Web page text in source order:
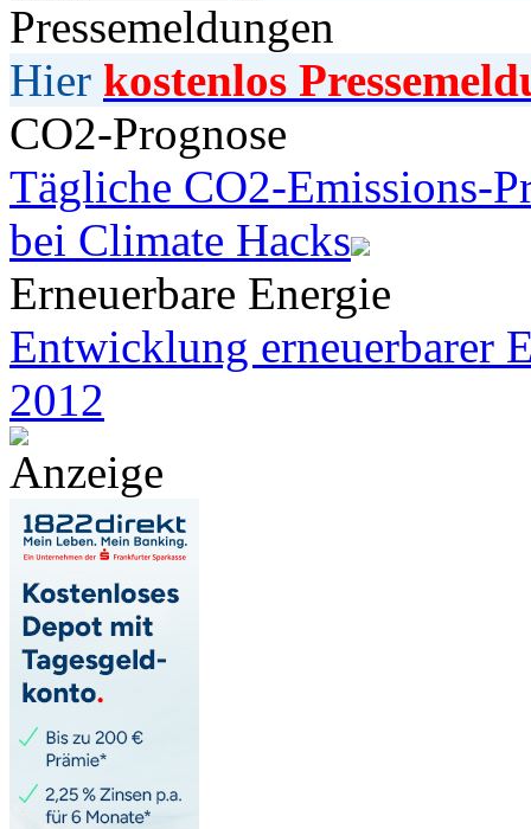
Pressemeldungen
Hier kostenlos
CO2-Prognose
Tägliche CO2-Emissions-
bei Climate Hacks
Erneuerbare Energie
Entwicklung erneuerbarer
2012
Anzeige